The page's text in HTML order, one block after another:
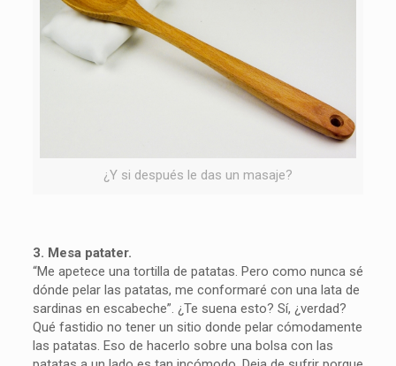
¿Y si después le das un masaje?
3. Mesa patater.
“Me apetece una tortilla de patatas. Pero como nunca sé
dónde pelar las patatas, me conformaré con una lata de
sardinas en escabeche”. ¿Te suena esto? Sí, ¿verdad?
Qué fastidio no tener un sitio donde pelar cómodamente
las patatas. Eso de hacerlo sobre una bolsa con las